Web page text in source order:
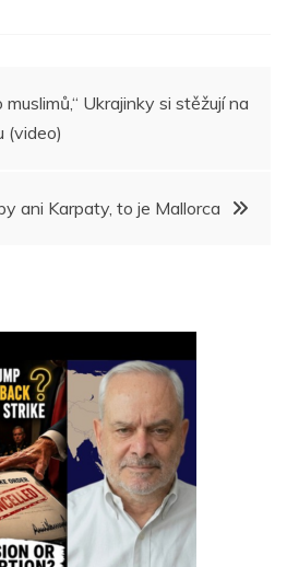
n
m
muslimů,“ Ukrajinky si stěžují na
(video)
ani Karpaty, to je Mallorca